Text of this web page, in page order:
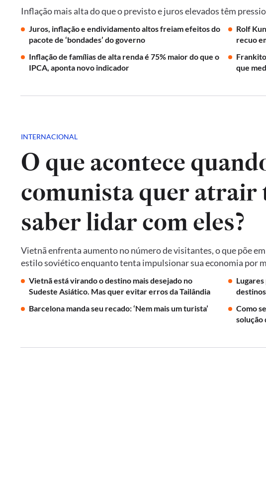
Inflação mais alta do que o previsto e juros elevados têm
Juros, inflação e endividamento altos freiam efeitos do
pacote de ‘bondades’ do governo
Rolf
recuo
Inflação de famílias de alta renda é 75% maior do que o
IPCA, aponta novo indicador
que
INTERNACIONAL
O que acontece
comunista quer atrair
saber lidar com eles?
Vietnã enfrenta aumento no número de visitantes, o que põe
estilo soviético enquanto tenta impulsionar sua economia por
Vietnã está virando o destino mais desejado no
Sudeste Asiático. Mas quer evitar erros da Tailândia
Barcelona manda seu recado: ‘Nem mais um turista’
Como
solução